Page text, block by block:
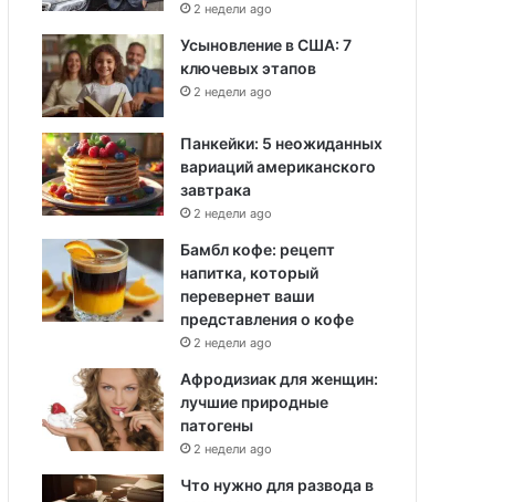
2 недели ago
Усыновление в США: 7
ключевых этапов
2 недели ago
Панкейки: 5 неожиданных
вариаций американского
завтрака
2 недели ago
Бамбл кофе: рецепт
напитка, который
перевернет ваши
представления о кофе
2 недели ago
Афродизиак для женщин:
лучшие природные
патогены
2 недели ago
Что нужно для развода в